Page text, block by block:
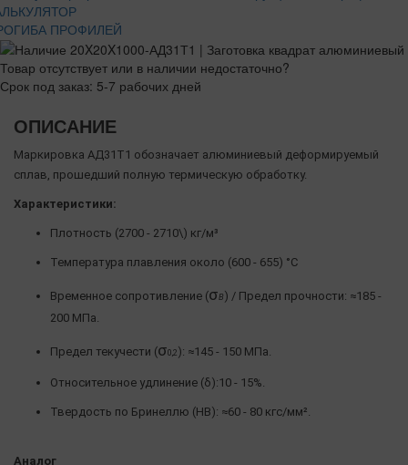
ПРОФИЛЕЙ
Товар отсутствует или в наличии недостаточно?
Срок под заказ: 5-7 рабочих дней
ОПИСАНИЕ
Маркировка АД31Т1 обозначает алюминиевый деформируемый
сплав, прошедший полную термическую обработку.
Характеристики:
Плотность (2700 - 2710\) кг/м³
Температура плавления около (600 - 655) °C
Временное сопротивление (σΒ) / Предел прочности: ≈185 -
200 МПа.
Предел текучести (σ0,2): ≈145 - 150 МПа.
Относительное удлинение (δ):10 - 15%.
Твердость по Бринеллю (HB): ≈60 - 80 кгс/мм².
Аналог